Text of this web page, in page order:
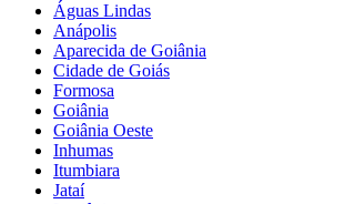
Águas Lindas
Anápolis
Aparecida de Goiânia
Cidade de Goiás
Formosa
Goiânia
Goiânia Oeste
Inhumas
Itumbiara
Jataí